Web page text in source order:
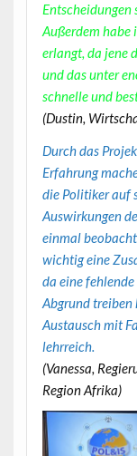
Entscheidungen
Außerdem habe
erlangt, da jene
und das unter
schnelle und
(Dustin,
Durch das
Erfahrung
die Politiker auf
Auswirkungen
einmal
wichtig eine
da eine
Abgrund treiben
Austausch mit
lehrreich.
(Vanessa,
Region Afrika)